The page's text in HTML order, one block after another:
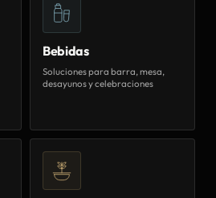
Bebidas
Soluciones para barra, mesa,
desayunos y celebraciones